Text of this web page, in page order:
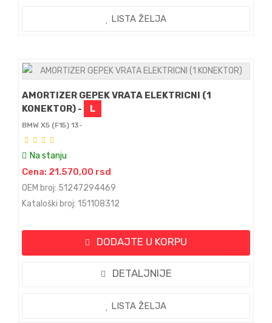
LISTA ŽELJA
AMORTIZER GEPEK VRATA ELEKTRICNI (1
KONEKTOR) -
L
BMW X5 (F15) 13-
Na stanju
Cena: 21.570,00 rsd
OEM broj: 51247294469
Kataloški broj: 151108312
DODAJTE U KORPU
DETALJNIJE
LISTA ŽELJA